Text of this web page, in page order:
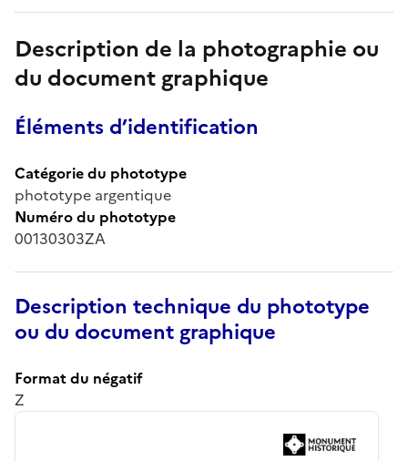
Description de la photographie ou
du document graphique
Éléments d’identification
Catégorie du phototype
phototype argentique
Numéro du phototype
00130303ZA
Description technique du phototype
ou du document graphique
Format du négatif
Z